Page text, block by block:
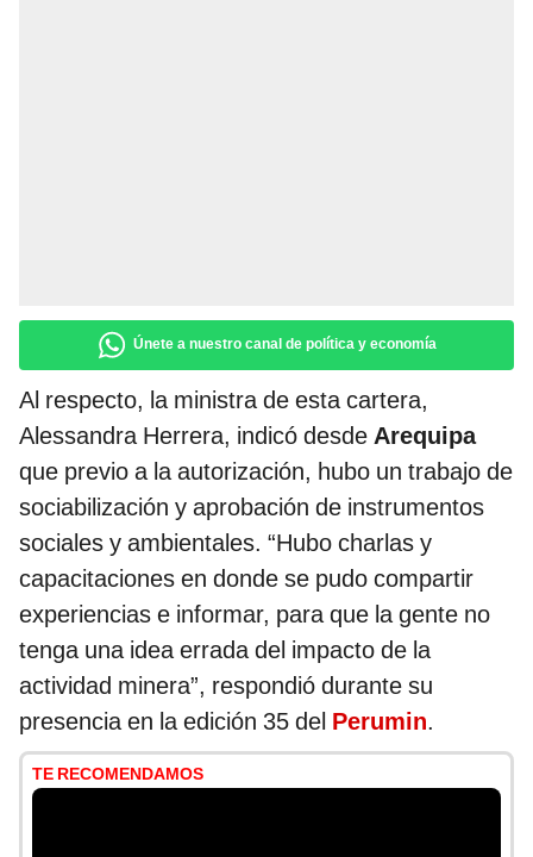
Únete a nuestro canal de política y economía
Al respecto, la ministra de esta cartera,
Alessandra Herrera, indicó desde Arequipa
que previo a la autorización, hubo un trabajo de
sociabilización y aprobación de instrumentos
sociales y ambientales. “Hubo charlas y
capacitaciones en donde se pudo compartir
experiencias e informar, para que la gente no
tenga una idea errada del impacto de la
actividad minera”, respondió durante su
presencia en la edición 35 del Perumin.
TE RECOMENDAMOS